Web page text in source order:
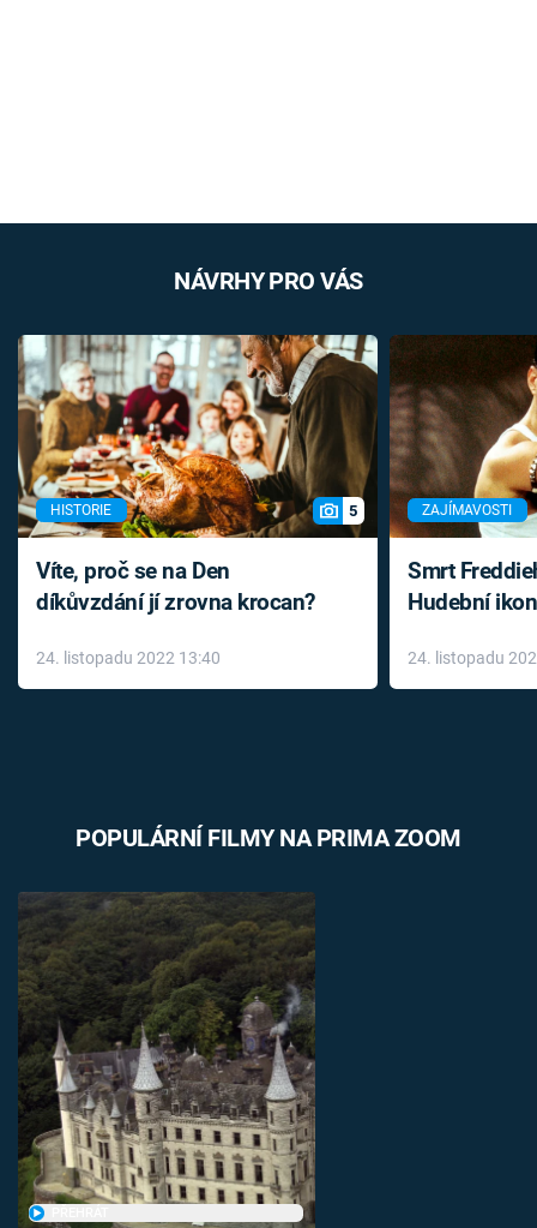
NÁVRHY PRO VÁS
HISTORIE 5
Víte, proč se na Den
díkůvzdání jí zrovna krocan?
24. listopadu 2022 13:40
ZAJÍMAVOSTI
Smrt
Hudební
léky
24. listopadu
POPULÁRNÍ FILMY NA PRIMA ZOOM